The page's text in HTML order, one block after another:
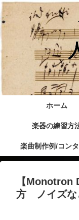
ホーム
楽器の練習方
楽曲制作例/コン
【Monotron
方 ノイズな